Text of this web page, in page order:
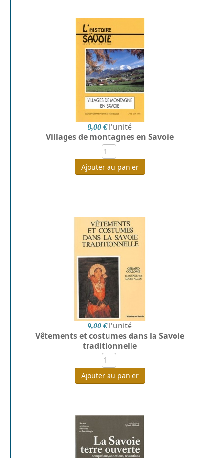
8,00 € l'unité
Villages de montagnes en Savoie
Ajouter au panier
9,00 € l'unité
Vêtements et costumes dans la Savoie
traditionnelle
Ajouter au panier